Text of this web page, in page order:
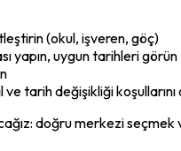
(okul, işveren, göç)
yapın, uygun tarihleri görün
ve tarih değişikliği
doğru merkezi seçmek